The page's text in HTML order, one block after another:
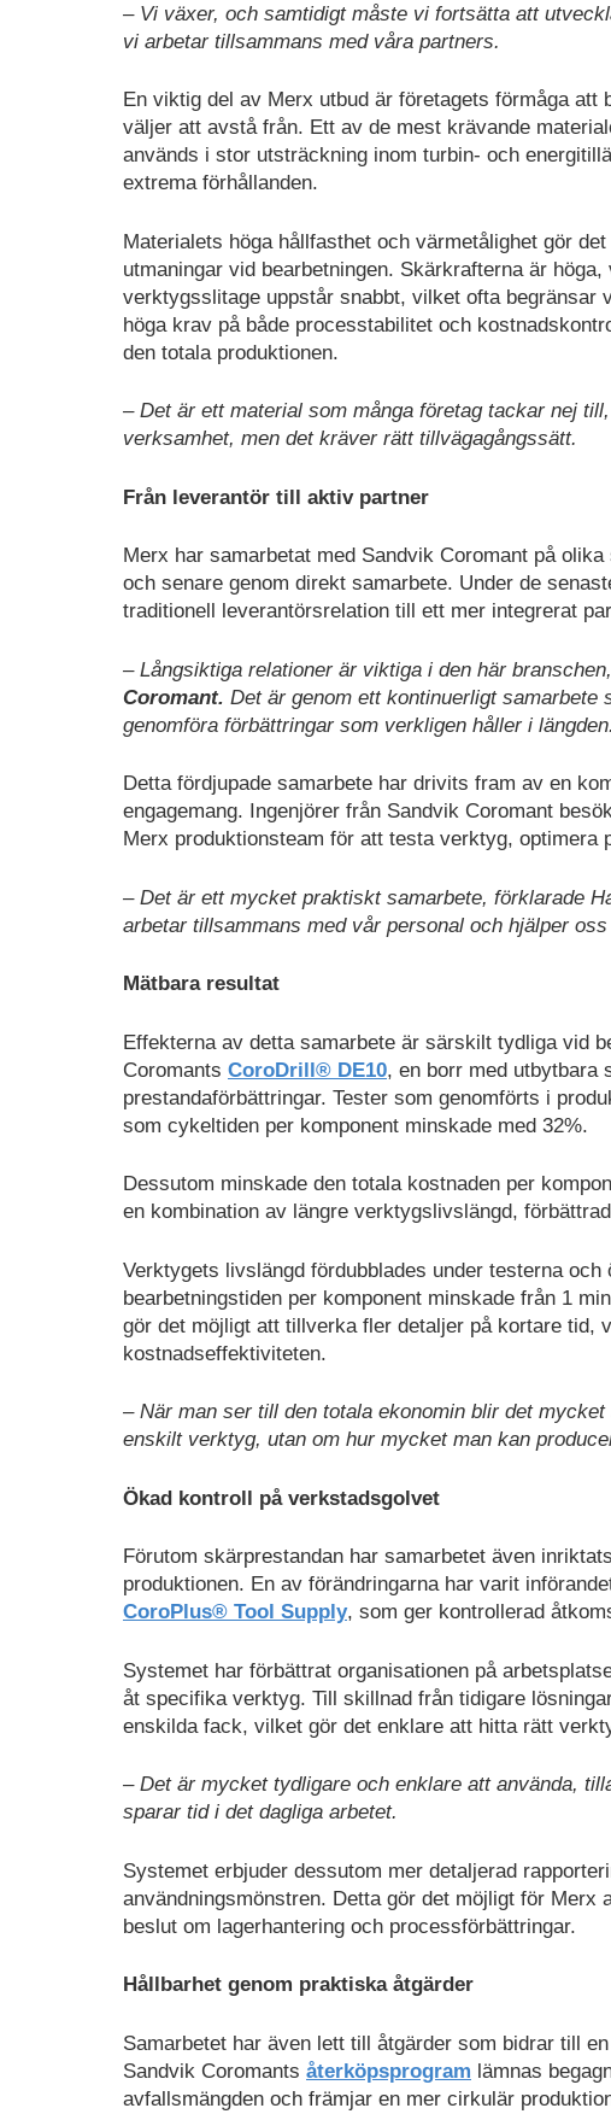
– Vi växer, och samtidigt måste vi fortsätta att
vi arbetar tillsammans med våra partners.
En viktig del av Merx utbud är företagets förmåga
väljer att avstå från. Ett av de mest krävande
används i stor utsträckning inom turbin- och
extrema förhållanden.
Materialets höga hållfasthet och värmetålighet gör
utmaningar vid bearbetningen. Skärkrafterna är
verktygsslitage uppstår snabbt, vilket ofta
höga krav på både processtabilitet och
den totala produktionen.
– Det är ett material som många företag tackar nej
verksamhet, men det kräver rätt tillvägagångssätt.
Från leverantör till aktiv partner
Merx har samarbetat med Sandvik Coromant på
och senare genom direkt samarbete. Under de
traditionell leverantörsrelation till ett mer integrerat
– Långsiktiga relationer är viktiga i den här
Coromant. Det är genom ett kontinuerligt
genomföra förbättringar som verkligen håller i längden.
Detta fördjupade samarbete har drivits fram av en
engagemang. Ingenjörer från Sandvik Coromant
Merx produktionsteam för att testa verktyg, optimera
– Det är ett mycket praktiskt samarbete, förklarade
arbetar tillsammans med vår personal och hjälper
Mätbara resultat
Effekterna av detta samarbete är särskilt tydliga vid
Coromants CoroDrill® DE10, en borr med utbytbara
prestandaförbättringar. Tester som genomförts i
som cykeltiden per komponent minskade med 32%.
Dessutom minskade den totala kostnaden per
en kombination av längre verktygslivslängd,
Verktygets livslängd fördubblades under testerna
bearbetningstiden per komponent minskade från 1
gör det möjligt att tillverka fler detaljer på kortare tid,
kostnadseffektiviteten.
– När man ser till den totala ekonomin blir det
enskilt verktyg, utan om hur mycket man kan
Ökad kontroll på verkstadsgolvet
Förutom skärprestandan har samarbetet även
produktionen. En av förändringarna har varit
CoroPlus® Tool Supply, som ger kontrollerad
Systemet har förbättrat organisationen på
åt specifika verktyg. Till skillnad från tidigare
enskilda fack, vilket gör det enklare att hitta rätt
– Det är mycket tydligare och enklare att använda,
sparar tid i det dagliga arbetet.
Systemet erbjuder dessutom mer detaljerad
användningsmönstren. Detta gör det möjligt för Merx
beslut om lagerhantering och processförbättringar.
Hållbarhet genom praktiska åtgärder
Samarbetet har även lett till åtgärder som bidrar till
Sandvik Coromants återköpsprogram lämnas
avfallsmängden och främjar en mer cirkulär